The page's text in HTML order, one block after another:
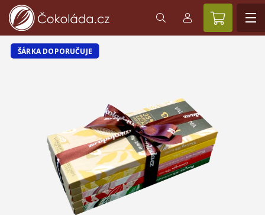
ŠÁRKA DOPORUČUJE